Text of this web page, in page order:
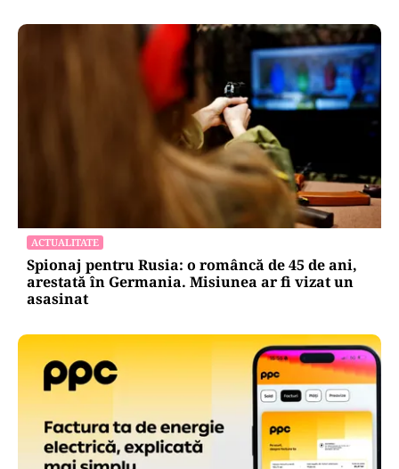
ACTUALITATE
Spionaj pentru Rusia: o româncă de 45 de ani,
arestată în Germania. Misiunea ar fi vizat un
asasinat